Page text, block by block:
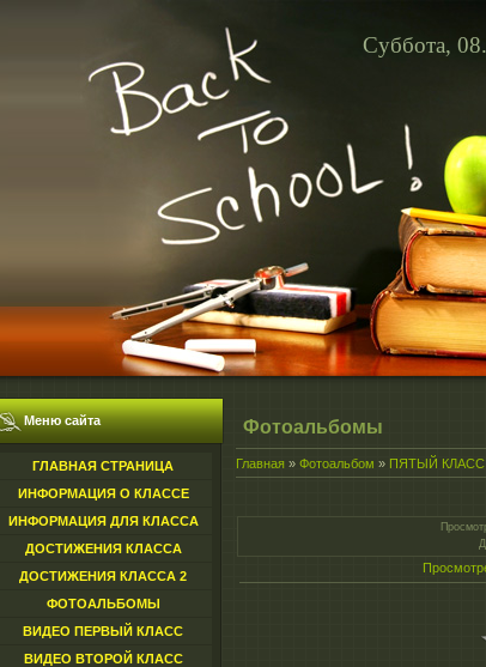
Суббота,
Меню сайта
ГЛАВНАЯ СТРАНИЦА
ИНФОРМАЦИЯ О КЛАССЕ
ИНФОРМАЦИЯ ДЛЯ КЛАССА
ДОСТИЖЕНИЯ КЛАССА
ДОСТИЖЕНИЯ КЛАССА 2
ФОТОАЛЬБОМЫ
ВИДЕО ПЕРВЫЙ КЛАСС
ВИДЕО ВТОРОЙ КЛАСС
Фотоальбомы
Главная » Фотоальбом » ПЯТЫЙ КЛАСС